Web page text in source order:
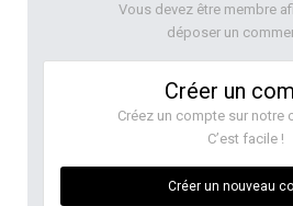
Vous devez être membre
déposer un
Créer un
Créez un compte sur notre
C’est facile !
Créer un nouveau